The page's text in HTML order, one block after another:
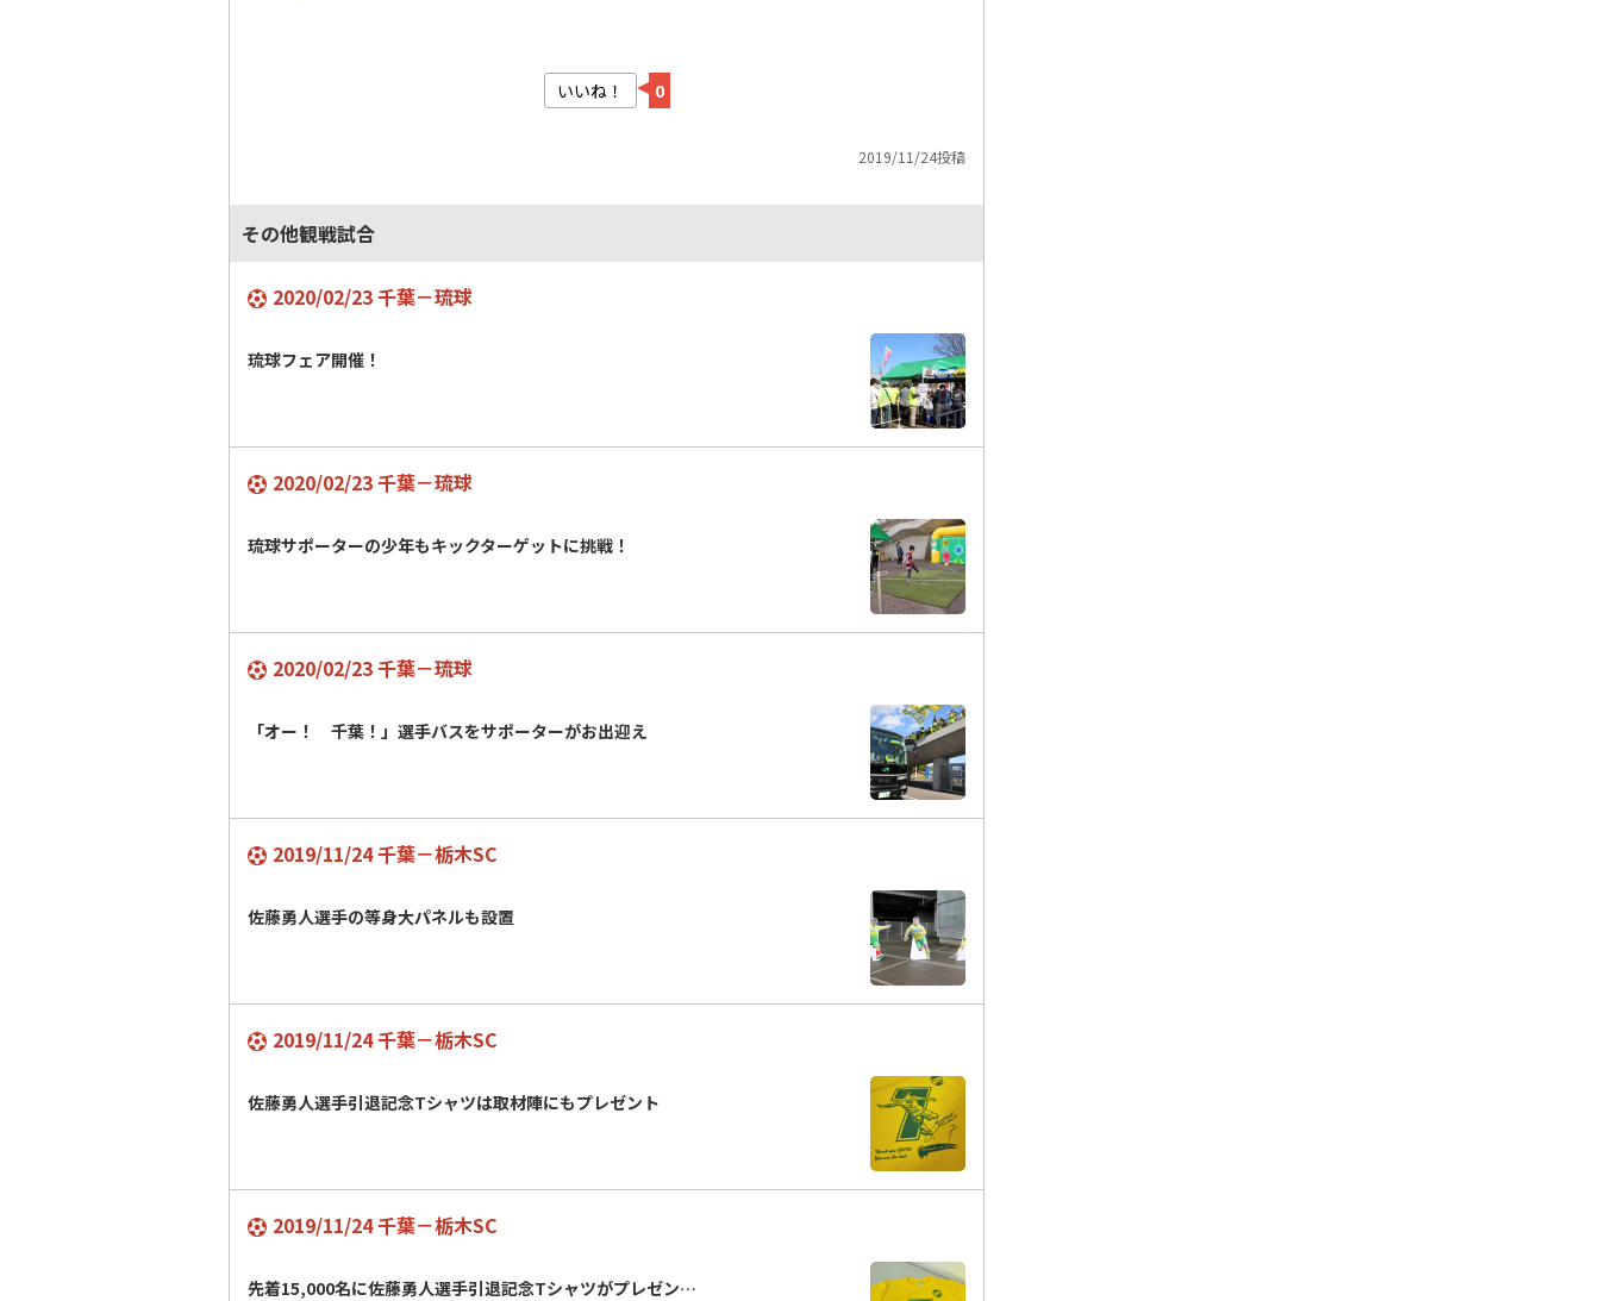
いいね！ 0
2019/11/24投稿
その他観戦試合
2020/02/23 千葉－琉球
琉球フェア開催！
2020/02/23 千葉－琉球
琉球サポーターの少年もキックターゲットに挑戦！
2020/02/23 千葉－琉球
「オー！ 千葉！」選手バスをサポーターがお出迎え
2019/11/24 千葉－栃木SC
佐藤勇人選手の等身大パネルも設置
2019/11/24 千葉－栃木SC
佐藤勇人選手引退記念Tシャツは取材陣にもプレゼント
2019/11/24 千葉－栃木SC
先着15,000名に佐藤勇人選手引退記念Tシャツがプレゼン…